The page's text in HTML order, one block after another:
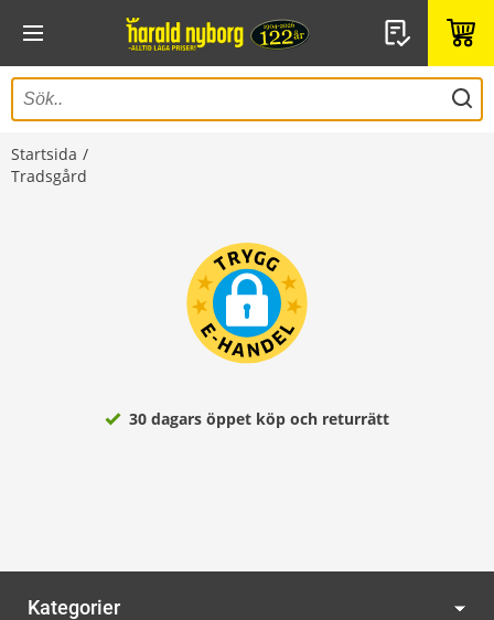
Startsida
Tradsgård
30 dagars öppet köp och returrätt
Kategorier